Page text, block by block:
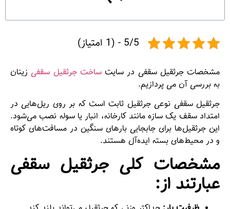
5/5 - (1 امتیاز)
مشخصات جرثقیل سقفی در سایتساخت جرثقیل سقفی زینان
به بررسی آن می پردازیم.
جرثقیل سقفی نوعی جرثقیل ثابت است که بر روی ریل‌هایی در
امتداد سقف یک سازه مانند کارخانه، انبار یا سوله نصب می‌شود.
این جرثقیل‌ها برای جابجایی بارهای سنگین در مسافت‌های کوتاه
و در محیط‌های بسته ایده‌آل هستند.
مشخصات کلی جرثقیل سقفی
عبارتند از: